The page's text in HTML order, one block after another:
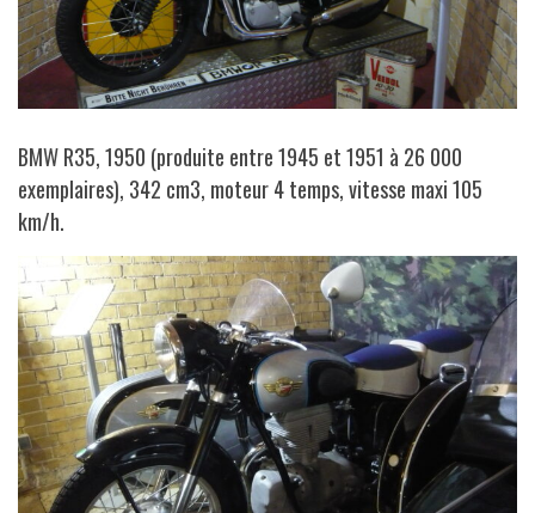
BMW R35, 1950 (produite entre 1945 et 1951 à 26 000
exemplaires), 342 cm3, moteur 4 temps, vitesse maxi 105
km/h.